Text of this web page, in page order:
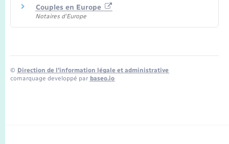
Couples en Europe
Notaires d'Europe
© Direction de l’information légale et administrative
comarquage developpé par baseo.io